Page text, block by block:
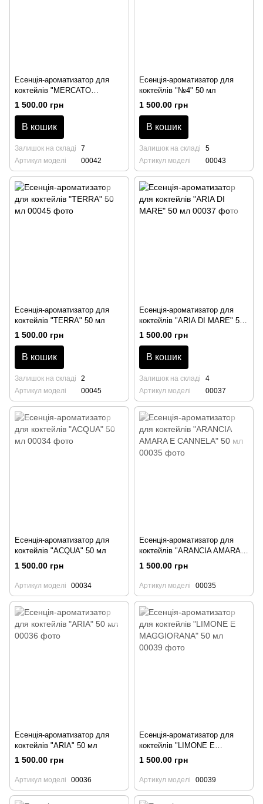
Есенція-ароматизатор для
коктейлів "MERCATO
COPERTO" 50 мл
1 500.00 грн
В кошик
Залишок на складі
7
Артикул моделі
00042
Есенція-ароматизатор для
коктейлів "№4" 50 мл
1 500.00 грн
В кошик
Залишок на складі
5
Артикул моделі
00043
Есенція-ароматизатор для
коктейлів "TERRA" 50 мл
1 500.00 грн
В кошик
Залишок на складі
2
Артикул моделі
00045
Есенція-ароматизатор для
коктейлів "ARIA DI MARE" 50
мл
1 500.00 грн
В кошик
Залишок на складі
4
Артикул моделі
00037
Есенція-ароматизатор для
коктейлів "ACQUA" 50 мл
1 500.00 грн
Артикул моделі 00034
Есенція-ароматизатор для
коктейлів "ARANCIA AMARA E
CANNELA" 50 мл
1 500.00 грн
Артикул моделі 00035
Есенція-ароматизатор для
коктейлів "ARIA" 50 мл
1 500.00 грн
Артикул моделі 00036
Есенція-ароматизатор для
коктейлів "LIMONE E
MAGGIORANA" 50 мл
1 500.00 грн
Артикул моделі 00039